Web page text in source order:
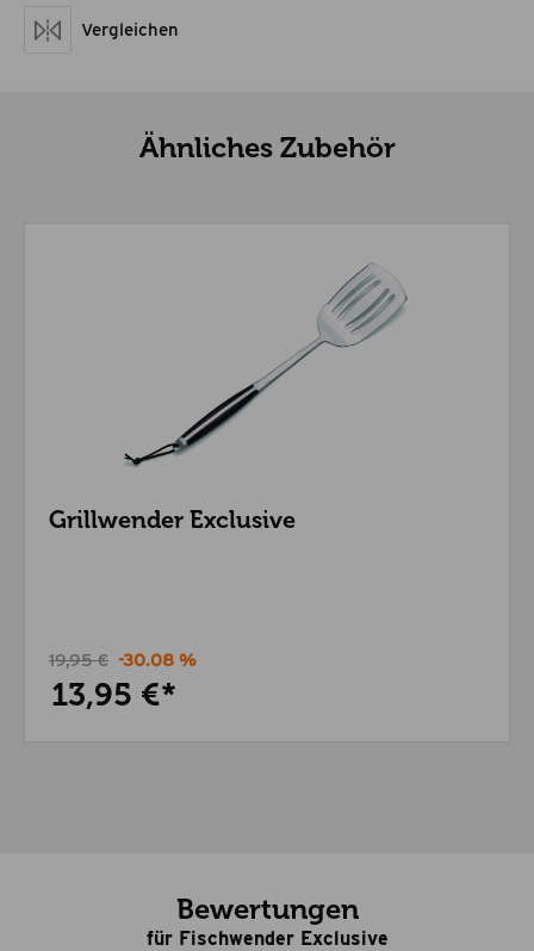
Maße geschlossen LxBxH
Vergleichen
Ähnliches Zubehör
Grillwender Exclusive
13,95 €*
19,95 € -30.08 %
Bewertungen
für Fischwender Exclusive